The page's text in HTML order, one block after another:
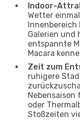
Indoor-
Wetter
Innenbereich
Galerien und
entspannte
Macara
Zeit zum
ruhigere
Nebensaison
oder
Stoßzeiten